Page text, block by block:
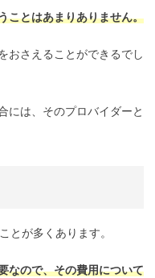
ことはあまりありません。
おさえることができるでし
には、そのプロバイダーと
とが多くあります。
なので、その費用について